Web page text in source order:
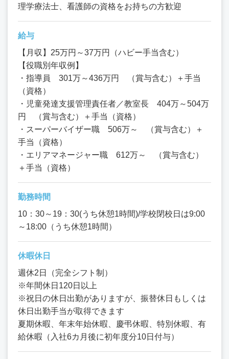
理学療法士、看護師の資格をお持ちの方歓迎
給与
【月収】25万円～37万円（ハビー手当含む）
【役職別年収例】
・指導員 301万～436万円 （賞与含む）＋手当
（資格）
・児童発達支援管理責任者／教室長 404万～504万
円 （賞与含む）＋手当（資格）
・スーパーバイザー職 506万～ （賞与含む）＋
手当（資格）
・エリアマネージャー職 612万～ （賞与含む）
＋手当（資格）
勤務時間
10：30～19：30(うち休憩1時間)/学校閉校日は9:00
～18:00（うち休憩1時間）
休暇休日
週休2日（完全シフト制）
※年間休日120日以上
※祝日の休日出勤がありますが、振替休日もしくは
休日出勤手当が取得できます
夏期休暇、年末年始休暇、慶弔休暇、特別休暇、有
給休暇（入社6カ月後に初年度分10日付与）